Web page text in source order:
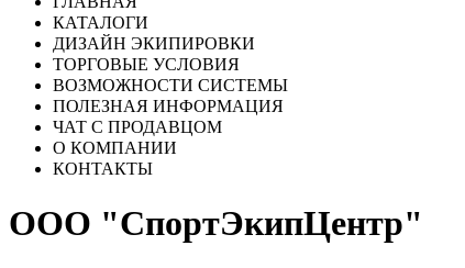
КАТАЛОГИ
ДИЗАЙН ЭКИПИРОВКИ
ТОРГОВЫЕ УСЛОВИЯ
ВОЗМОЖНОСТИ СИСТЕМЫ
ПОЛЕЗНАЯ ИНФОРМАЦИЯ
ЧАТ С ПРОДАВЦОМ
О КОМПАНИИ
КОНТАКТЫ
ООО "СпортЭкипЦентр"